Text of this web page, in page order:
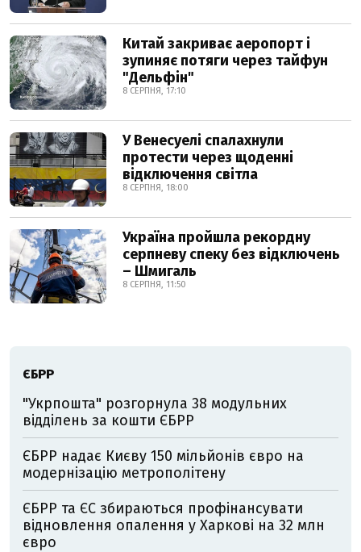
Китай закриває аеропорт і
зупиняє потяги через тайфун
"Дельфін"
8 СЕРПНЯ, 17:10
У Венесуелі спалахнули
протести через щоденні
відключення світла
8 СЕРПНЯ, 18:00
Україна пройшла рекордну
серпневу спеку без відключень
– Шмигаль
8 СЕРПНЯ, 11:50
ЄБРР
"Укрпошта" розгорнула 38 модульних
відділень за кошти ЄБРР
ЄБРР надає Києву 150 мільйонів євро на
модернізацію метрополітену
ЄБРР та ЄС збираються профінансувати
відновлення опалення у Харкові на 32 млн
євро